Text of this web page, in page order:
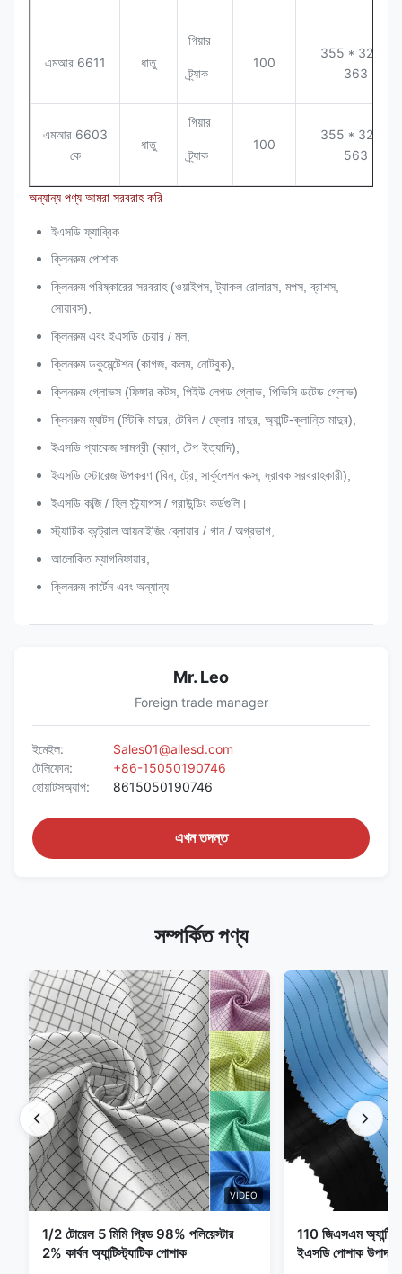
এমআর 6611 ধাতু
গিয়ার
ট্র্যাক
100
355 * 320 *
363
এমআর 6603
কে
ধাতু
গিয়ার
ট্র্যাক
100
355 * 320 *
563
অন্যান্য পণ্য আমরা সরবরাহ করি
ইএসডি ফ্যাব্রিক
ক্লিনরুম পোশাক
ক্লিনরুম পরিষ্কারের সরবরাহ (ওয়াইপস, ট্যাকল রোলারস, মপস, ব্রাশস,
সোয়াবস),
ক্লিনরুম এবং ইএসডি চেয়ার / মল,
ক্লিনরুম ডকুমেন্টেশন (কাগজ, কলম, নোটবুক),
ক্লিনরুম গ্লোভস (ফিঙ্গার কটস, পিইউ লেপড গ্লোভ, পিভিসি ডটেড গ্লোভ)
ক্লিনরুম ম্যাটস (স্টিকি মাদুর, টেবিল / ফ্লোর মাদুর, অ্যান্টি-ক্লান্তি মাদুর),
ইএসডি প্যাকেজ সামগ্রী (ব্যাগ, টেপ ইত্যাদি),
ইএসডি স্টোরেজ উপকরণ (বিন, ট্রে, সার্কুলেশন বাক্স, দ্রাবক সরবরাহকারী),
ইএসডি কব্জি / হিল স্ট্র্যাপস / গ্রাউন্ডিং কর্ডগুলি।
স্ট্যাটিক কন্ট্রোল আয়নাইজিং ব্লোয়ার / গান / অগ্রভাগ,
আলোকিত ম্যাগনিফায়ার,
ক্লিনরুম কার্টেন এবং অন্যান্য
Mr. Leo
Foreign trade manager
ইমেইল:
Sales01@allesd.com
টেলিফোন:
+86-15050190746
হোয়াটসঅ্যাপ:
8615050190746
এখন তদন্ত
সম্পর্কিত পণ্য
VIDEO
1/2 টোয়েল 5 মিমি গ্রিড 98% পলিয়েস্টার
2% কার্বন অ্যান্টিস্ট্যাটিক পোশাক
110 জিএসএম অ্যান্টি
ইএসডি পোশাক উপাদান